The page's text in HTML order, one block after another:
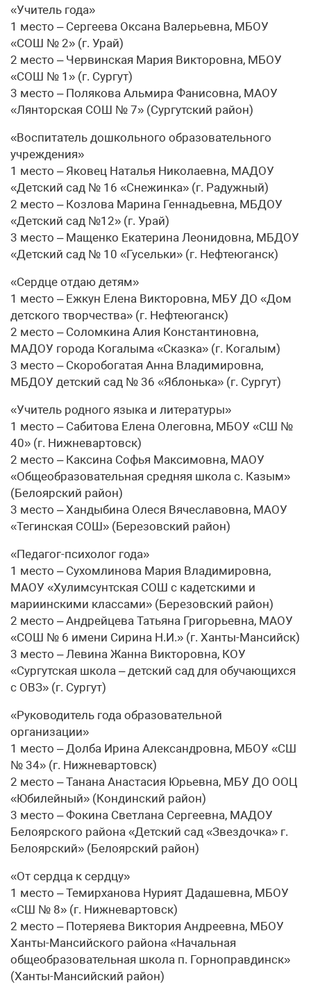
«Учитель года»
1 место – Сергеева Оксана Валерьевна, МБОУ
«СОШ № 2» (г. Урай)
2 место – Червинская Мария Викторовна, МБОУ
«СОШ № 1» (г. Сургут)
3 место – Полякова Альмира Фанисовна, МАОУ
«Лянторская СОШ № 7» (Сургутский район)
«Воспитатель дошкольного образовательного
учреждения»
1 место – Яковец Наталья Николаевна, МАДОУ
«Детский сад № 16 «Снежинка» (г. Радужный)
2 место – Козлова Марина Геннадьевна, МБДОУ
«Детский сад №12» (г. Урай)
3 место – Мащенко Екатерина Леонидовна, МБДОУ
«Детский сад № 10 «Гусельки» (г. Нефтеюганск)
«Сердце отдаю детям»
1 место – Ежкун Елена Викторовна, МБУ ДО «Дом
детского творчества» (г. Нефтеюганск)
2 место – Соломкина Алия Константиновна,
МАДОУ города Когалыма «Сказка» (г. Когалым)
3 место – Скоробогатая Анна Владимировна,
МБДОУ детский сад № 36 «Яблонька» (г. Сургут)
«Учитель родного языка и литературы»
1 место – Сабитова Елена Олеговна, МБОУ «СШ №
40» (г. Нижневартовск)
2 место – Каксина Софья Максимовна, МАОУ
«Общеобразовательная средняя школа с. Казым»
(Белоярский район)
3 место – Хандыбина Олеся Вячеславовна, МАОУ
«Тегинская СОШ» (Березовский район)
«Педагог-психолог года»
1 место – Сухомлинова Мария Владимировна,
МАОУ «Хулимсунтская СОШ с кадетскими и
мариинскими классами» (Березовский район)
2 место – Андрейцева Татьяна Григорьевна, МАОУ
«СОШ № 6 имени Сирина Н.И.» (г. Ханты-Мансийск)
3 место – Левина Жанна Викторовна, КОУ
«Сургутская школа – детский сад для обучающихся
с ОВЗ» (г. Сургут)
«Руководитель года образовательной
организации»
1 место – Долба Ирина Александровна, МБОУ «СШ
№ 34» (г. Нижневартовск)
2 место – Танана Анастасия Юрьевна, МБУ ДО ООЦ
«Юбилейный» (Кондинский район)
3 место – Фокина Светлана Сергеевна, МАДОУ
Белоярского района «Детский сад «Звездочка» г.
Белоярский» (Белоярский район)
«От сердца к сердцу»
1 место – Темирханова Нурият Дадашевна, МБОУ
«СШ № 8» (г. Нижневартовск)
2 место – Потеряева Виктория Андреевна, МБОУ
Ханты-Мансийского района «Начальная
общеобразовательная школа п. Горноправдинск»
(Ханты-Мансийский район)